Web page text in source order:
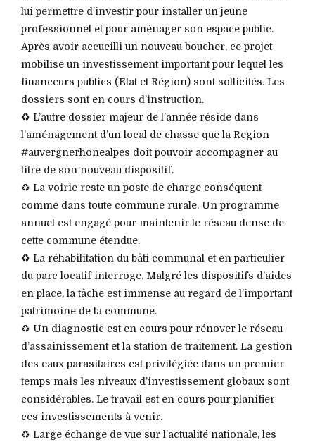
lui permettre d’investir pour installer un jeune
professionnel et pour aménager son espace public.
Après avoir accueilli un nouveau boucher, ce projet
mobilise un investissement important pour lequel les
financeurs publics (Etat et Région) sont sollicités. Les
dossiers sont en cours d’instruction.
♻️ L’autre dossier majeur de l’année réside dans
l’aménagement d’un local de chasse que la Region
#auvergnerhonealpes doit pouvoir accompagner au
titre de son nouveau dispositif.
♻️ La voirie reste un poste de charge conséquent
comme dans toute commune rurale. Un programme
annuel est engagé pour maintenir le réseau dense de
cette commune étendue.
♻️ La réhabilitation du bâti communal et en particulier
du parc locatif interroge. Malgré les dispositifs d’aides
en place, la tâche est immense au regard de l’important
patrimoine de la commune.
♻️ Un diagnostic est en cours pour rénover le réseau
d’assainissement et la station de traitement. La gestion
des eaux parasitaires est privilégiée dans un premier
temps mais les niveaux d’investissement globaux sont
considérables. Le travail est en cours pour planifier
ces investissements à venir.
♻️ Large échange de vue sur l’actualité nationale, les